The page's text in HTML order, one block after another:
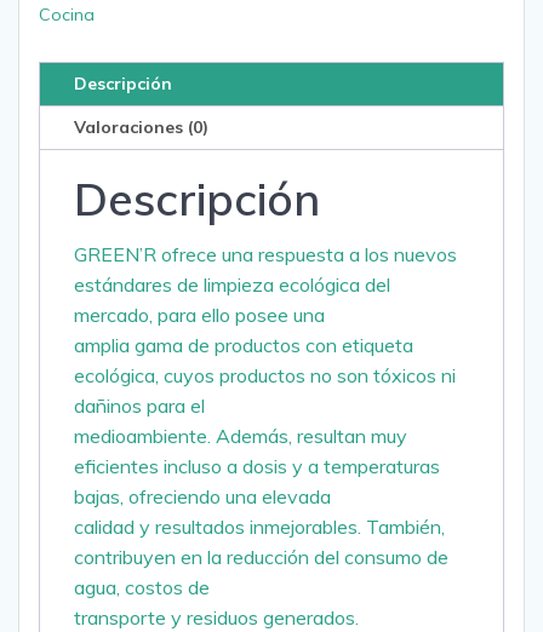
Cocina
Descripción
Valoraciones (0)
Descripción
GREEN’R ofrece una respuesta a los nuevos
estándares de limpieza ecológica del
mercado, para ello posee una
amplia gama de productos con etiqueta
ecológica, cuyos productos no son tóxicos ni
dañinos para el
medioambiente. Además, resultan muy
eficientes incluso a dosis y a temperaturas
bajas, ofreciendo una elevada
calidad y resultados inmejorables. También,
contribuyen en la reducción del consumo de
agua, costos de
transporte y residuos generados.